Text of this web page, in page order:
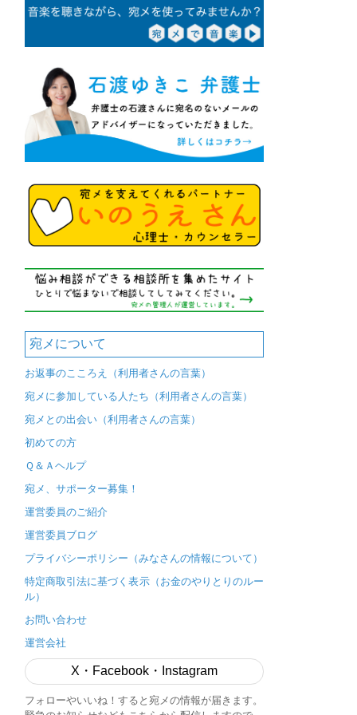
宛メについて
お返事のこころえ（利用者さんの言葉）
宛メに参加している人たち（利用者さんの言葉）
宛メとの出会い（利用者さんの言葉）
初めての方
Ｑ＆Ａヘルプ
宛メ、サポーター募集！
運営委員のご紹介
運営委員ブログ
プライバシーポリシー（みなさんの情報について）
特定商取引法に基づく表示（お金のやりとりのルー
ル）
お問い合わせ
運営会社
X・Facebook・Instagram
フォローやいいね！すると宛メの情報が届きます。